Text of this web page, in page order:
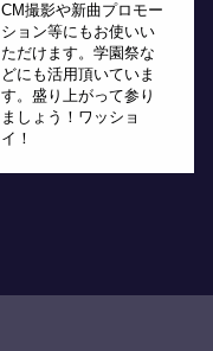
CM撮影や新曲プロモー
ション等にもお使いい
ただけます。学園祭な
どにも活用頂いていま
す。盛り上がって参り
ましょう！ワッショ
イ！